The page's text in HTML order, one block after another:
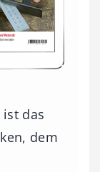
ist das
dem